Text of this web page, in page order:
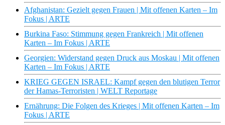
Afghanistan: Gezielt gegen Frauen | Mit offenen Karten – Im
Fokus | ARTE
Burkina Faso: Stimmung gegen Frankreich | Mit offenen
Karten – Im Fokus | ARTE
Georgien: Widerstand gegen Druck aus Moskau | Mit offenen
Karten – Im Fokus | ARTE
KRIEG GEGEN ISRAEL: Kampf gegen den blutigen Terror
der Hamas-Terroristen | WELT Reportage
Ernährung: Die Folgen des Krieges | Mit offenen Karten – Im
Fokus | ARTE